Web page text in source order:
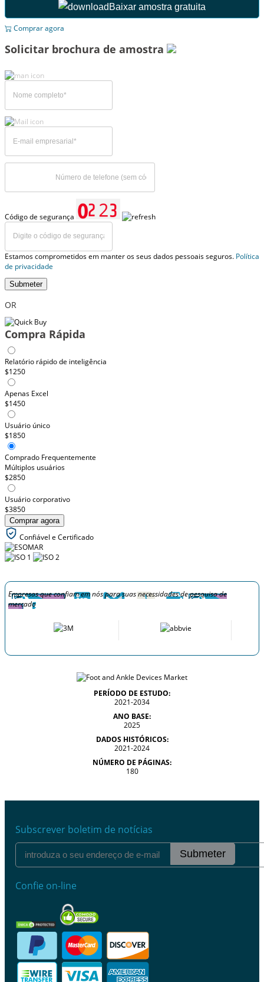
Baixar amostra gratuita
Comprar agora
Solicitar brochura de amostra
Código de segurança
Estamos comprometidos em manter os seus dados pessoais seguros. Política
de privacidade
Submeter
OR
Compra Rápida
Relatório rápido de inteligência
$1250
Apenas Excel
$1450
Usuário único
$1850
Comprado Frequentemente
Múltiplos usuários
$2850
Usuário corporativo
$3850
Comprar agora
Confiável e Certificado
Empresas que confiam em nós para suas necessidades de pesquisa de
mercado
PERÍODO DE ESTUDO:
2021-2034
ANO BASE:
2025
DADOS HISTÓRICOS:
2021-2024
NÚMERO DE PÁGINAS:
180
Subscrever boletim de notícias
Submeter
Confie on-line